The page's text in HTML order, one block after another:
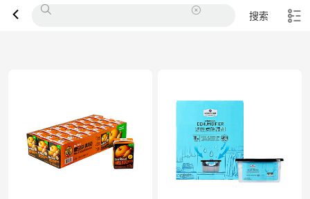
搜索